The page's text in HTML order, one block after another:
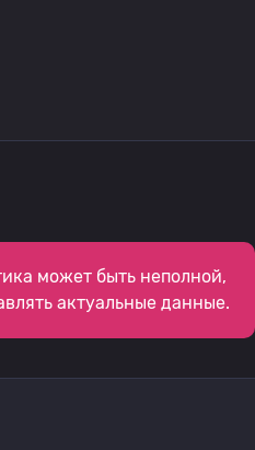
может быть неполной,
актуальные данные.